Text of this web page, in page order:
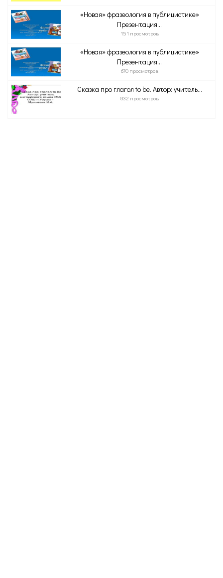
«Новая» фразеология в публицистике»
Презентация...
151 просмотров
«Новая» фразеология в публицистике»
Презентация...
670 просмотров
Сказка про глагол to be. Автор: учитель...
832 просмотров